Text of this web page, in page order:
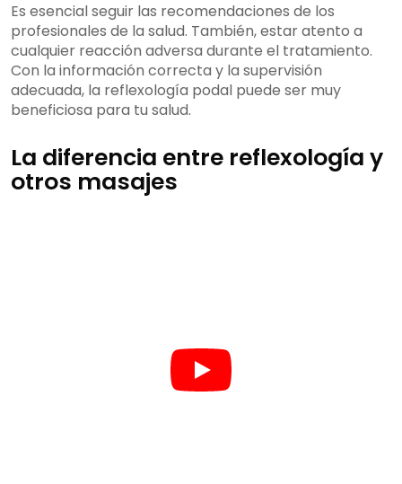
Es esencial seguir las recomendaciones de los
profesionales de la salud. También, estar atento a
cualquier reacción adversa durante el tratamiento.
Con la información correcta y la supervisión
adecuada, la reflexología podal puede ser muy
beneficiosa para tu salud.
La diferencia entre reflexología y
otros masajes